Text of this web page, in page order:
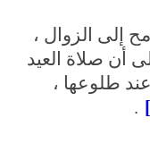
إلى الزوال ،
أن صلاة العيد
طلوعها ،
.